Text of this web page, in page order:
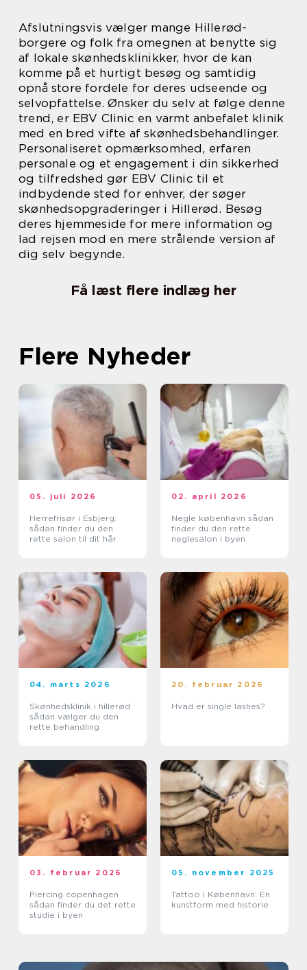
Afslutningsvis vælger mange Hillerød-
borgere og folk fra omegnen at benytte sig
af lokale skønhedsklinikker, hvor de kan
komme på et hurtigt besøg og samtidig
opnå store fordele for deres udseende og
selvopfattelse. Ønsker du selv at følge denne
trend, er EBV Clinic en varmt anbefalet klinik
med en bred vifte af skønhedsbehandlinger.
Personaliseret opmærksomhed, erfaren
personale og et engagement i din sikkerhed
og tilfredshed gør EBV Clinic til et
indbydende sted for enhver, der søger
skønhedsopgraderinger i Hillerød. Besøg
deres hjemmeside for mere information og
lad rejsen mod en mere strålende version af
dig selv begynde.
Få læst flere indlæg her
Flere Nyheder
05. juli 2026
Herrefrisør i Esbjerg:
sådan finder du den
rette salon til dit hår
02. april 2026
Negle københavn sådan
finder du den rette
neglesalon i byen
04. marts 2026
Skønhedsklinik i hillerød
sådan vælger du den
rette behandling
20. februar 2026
Hvad er single lashes?
03. februar 2026
Piercing copenhagen
sådan finder du det rette
studie i byen
05. november 2025
Tattoo i København: En
kunstform med historie